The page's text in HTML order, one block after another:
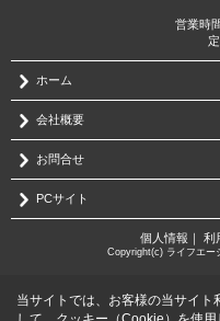
営業時
ホーム
会社概要
お問合せ
PCサイト
個人情報 利
Copyright(c) ライフエー
当サイトでは、お客様の当サイト